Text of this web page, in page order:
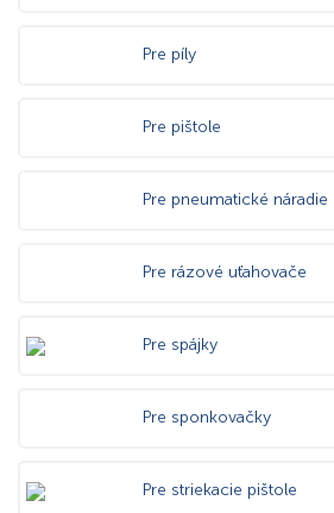
Pre píly
Pre pištole
Pre pneumatické náradie
Pre rázové uťahovače
Pre spájky
Pre sponkovačky
Pre striekacie pištole